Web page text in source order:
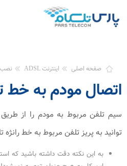
صفحه اصلی اینترنت ADSL نصب ADSL
اتصال مودم به خط
سیم تلفن مربوط به مودم را از
توانید به پریز تلفن مربوط به خط
به این نکته دقت داشته باشید که